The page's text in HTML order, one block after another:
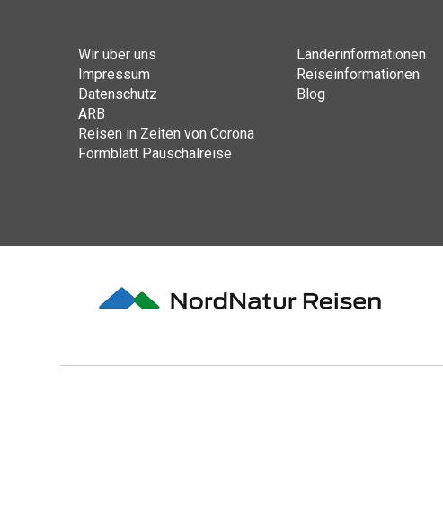
Wir über uns
Impressum
Datenschutz
ARB
Reisen in Zeiten von Corona
Formblatt Pauschalreise
Länderinformationen
Reiseinformationen
Blog